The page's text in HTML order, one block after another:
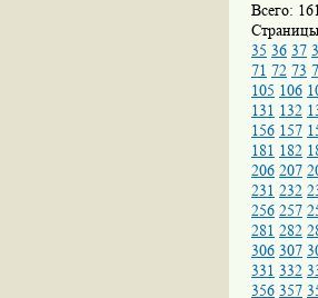
Всего:
35 36 37
71 72 73
105 106
131 132
156 157
181 182
206 207
231 232
256 257
281 282
306 307
331 332
356 357